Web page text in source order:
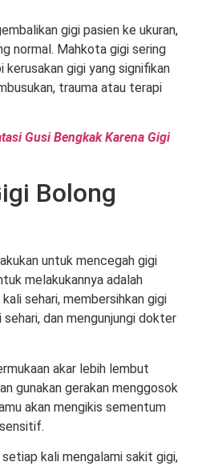
gigi pasien ke ukuran,
normal. Mahkota gigi sering
kerusakan gigi yang signifikan
trauma atau terapi
Gusi Bengkak Karena Gigi
Bolong
untuk mencegah gigi
melakukannya adalah
sehari, membersihkan gigi
dan mengunjungi dokter
akar lebih lembut
gunakan gerakan menggosok
akan mengikis sementum
kali mengalami sakit gigi,